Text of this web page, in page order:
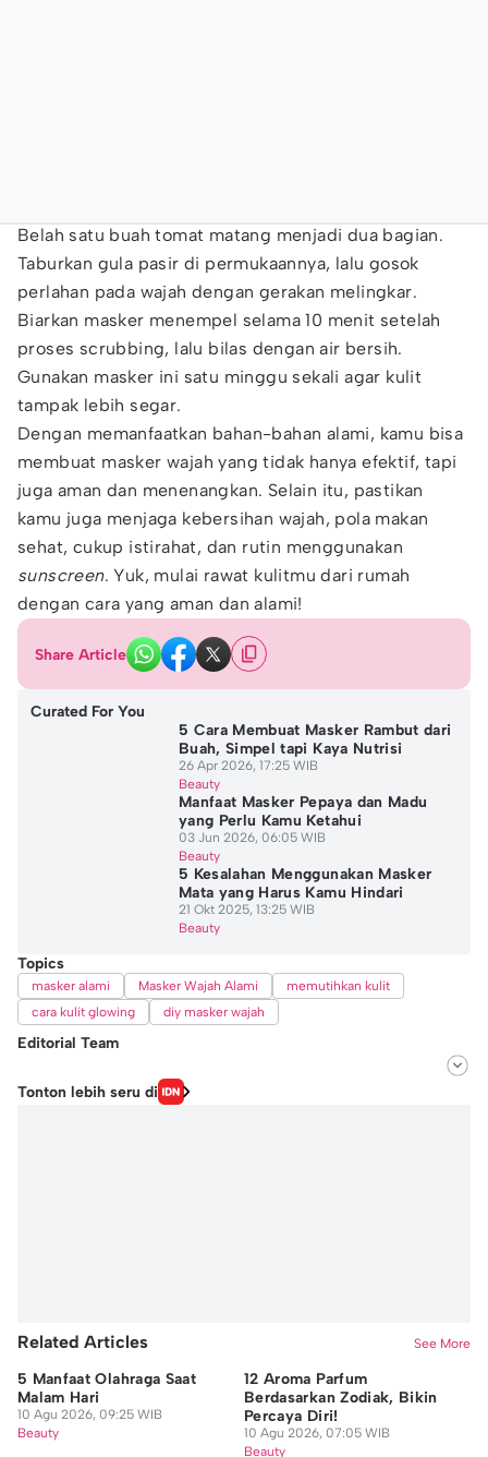
Belah satu buah tomat matang menjadi dua bagian.
Taburkan gula pasir di permukaannya, lalu gosok
perlahan pada wajah dengan gerakan melingkar.
Biarkan masker menempel selama 10 menit setelah
proses scrubbing, lalu bilas dengan air bersih.
Gunakan masker ini satu minggu sekali agar kulit
tampak lebih segar.
Dengan memanfaatkan bahan-bahan alami, kamu bisa
membuat masker wajah yang tidak hanya efektif, tapi
juga aman dan menenangkan. Selain itu, pastikan
kamu juga menjaga kebersihan wajah, pola makan
sehat, cukup istirahat, dan rutin menggunakan
sunscreen. Yuk, mulai rawat kulitmu dari rumah
dengan cara yang aman dan alami!
Share Article
Curated For You
5 Cara Membuat Masker Rambut dari
Buah, Simpel tapi Kaya Nutrisi
26 Apr 2026, 17:25 WIB
Beauty
Manfaat Masker Pepaya dan Madu
yang Perlu Kamu Ketahui
03 Jun 2026, 06:05 WIB
Beauty
5 Kesalahan Menggunakan Masker
Mata yang Harus Kamu Hindari
21 Okt 2025, 13:25 WIB
Beauty
Topics
masker alami Masker Wajah Alami
memutihkan kulit
cara kulit glowing
diy masker wajah
Editorial Team
Editor
Jennifer Alexis Tanjung
Tonton lebih seru di
Related Articles See More
5 Manfaat Olahraga Saat
Malam Hari
10 Agu 2026, 09:25 WIB
Beauty
12 Aroma Parfum
Berdasarkan Zodiak, Bikin
Percaya Diri!
10 Agu 2026, 07:05 WIB
Beauty